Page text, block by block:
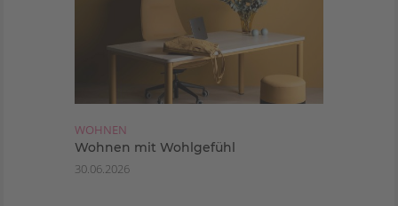
WOHNEN
Wohnen mit Wohlgefühl
30.06.2026